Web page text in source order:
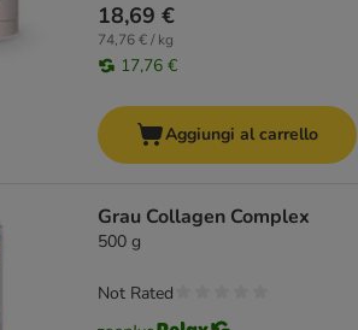
18,69 €
74,76 € / kg
17,76 €
Aggiungi al carrello
Grau Collagen Complex
500 g
Not Rated